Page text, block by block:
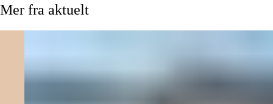
Mer fra aktuelt